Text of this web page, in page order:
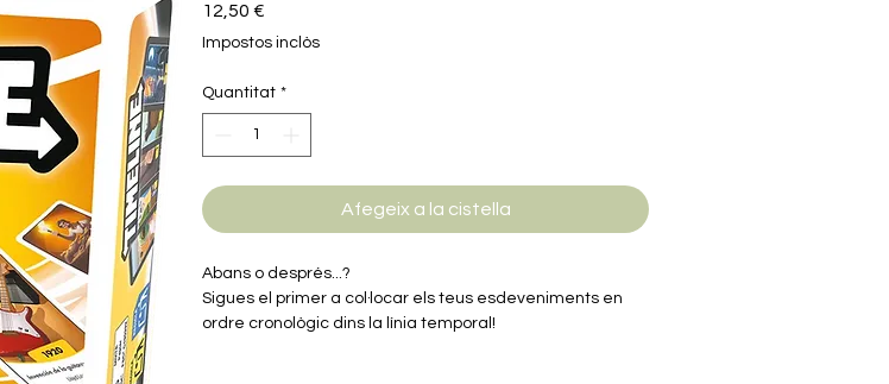
12,50 €
Impostos inclòs
Quantitat *
Afegeix a la cistella
Abans o després...?
Sigues el primer a col·locar els teus esdeveniments en
ordre cronològic dins la línia temporal!